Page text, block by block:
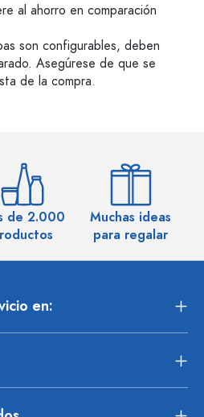
al ahorro en comparación
son configurables, deben
Asegúrese de que se
de la compra.
de 2.000
Muchas ideas
para regalar
en: